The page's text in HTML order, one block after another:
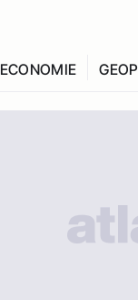
ECONOMIE